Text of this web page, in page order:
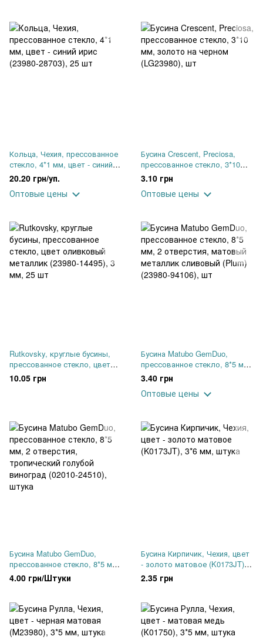
Кольца, Чехия, прессованное
стекло, 4*1 мм, цвет - синий
ирис (23980-28703), 25 шт
20.20 грн/уп.
Оптовые цены
Бусина Crescent, Preciosa,
прессованное стекло, 3*10
мм, золото на черном
(LG23980), шт
3.10 грн
Оптовые цены
Rutkovsky, круглые бусины,
прессованное стекло, цвет
оливковый металлик (23980-
14495), 3 мм, 25 шт
10.05 грн
Бусина Matubo GemDuo,
прессованное стекло, 8*5 мм,
2 отверстия, матовый
металлик сливовый (Plum)
(23980-94106), шт
3.40 грн
Оптовые цены
Бусина Matubo GemDuo,
прессованное стекло, 8*5 мм,
2 отверстия, тропический
голубой виноград (02010-
4.00 грн/Штуки
Бусина Кирпичик, Чехия, цвет
- золото матовое (K0173JT),
3*6 мм, штука
2.35 грн